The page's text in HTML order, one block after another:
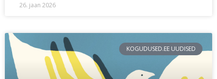
26. jaan 2026
KOGUDUSED.EE UUDISED